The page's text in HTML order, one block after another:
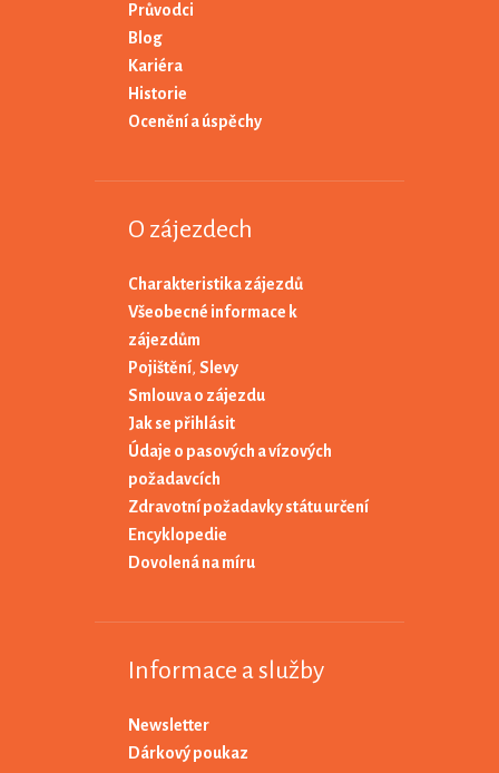
Průvodci
Blog
Kariéra
Historie
Ocenění a úspěchy
O zájezdech
Charakteristika zájezdů
Všeobecné informace k
zájezdům
Pojištění, Slevy
Smlouva o zájezdu
Jak se přihlásit
Údaje o pasových a vízových
požadavcích
Zdravotní požadavky státu určení
Encyklopedie
Dovolená na míru
Informace a služby
Newsletter
Dárkový poukaz